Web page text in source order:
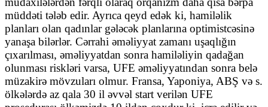
müddəti tələb edir. Ayrıca qeyd edək ki, hamiləlik
planları olan qadınlar gələcək planlarına optimistcəsinə
yanaşa bilərlər. Cərrahi əməliyyat zamanı uşaqlığın
çıxarılması, əməliyyatdan sonra hamiləliyin qadağan
olunması riskləri varsa, UFE əməliyyatından sonra belə
müzakirə mövzuları olmur. Fransa, Yaponiya, ABŞ və s.
ölkələrdə az qala 30 il əvvəl start verilən UFE